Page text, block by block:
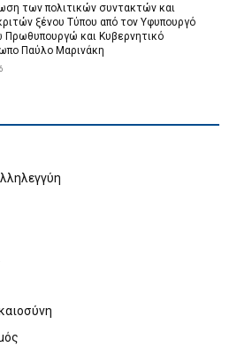
των πολιτικών συντακτών και
ξένου Τύπου από τον Υφυπουργό
Πρωθυπουργώ και Κυβερνητικό
Παύλο Μαρινάκη